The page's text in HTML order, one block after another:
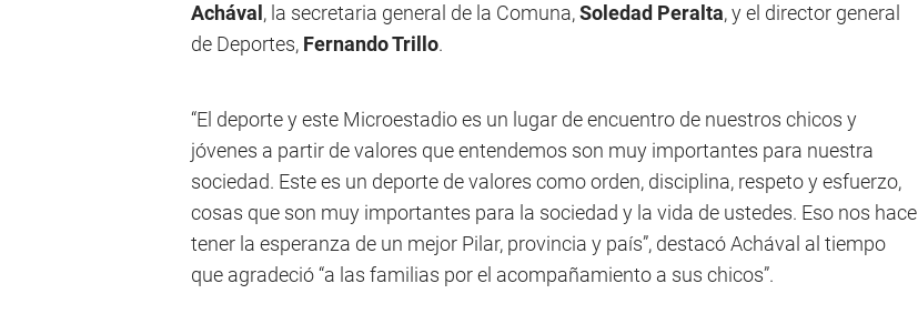
Achával , la secretaria general de la Comuna,Soledad Peralta, y el director general
de Deportes, Fernando Trillo.
“El deporte y este Microestadio es un lugar de encuentro de nuestros chicos y
jóvenes a partir de valores que entendemos son muy importantes para nuestra
sociedad. Este es un deporte de valores como orden, disciplina, respeto y esfuerzo,
cosas que son muy importantes para la sociedad y la vida de ustedes. Eso nos hace
tener la esperanza de un mejor Pilar, provincia y país”, destacó Achával al tiempo
que agradeció “a las familias por el acompañamiento a sus chicos”.